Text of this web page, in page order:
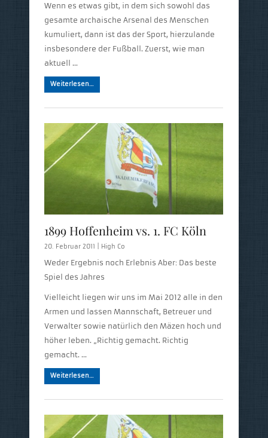
Wenn es etwas gibt, in dem sich sowohl das
gesamte archaische Arsenal des Menschen
kumuliert, dann ist das der Sport, hierzulande
insbesondere der Fußball. Zuerst, wie man
aktuell …
Weiterlesen…
1899 Hoffenheim vs. 1. FC Köln
20. Februar 2011 | High Co
Weder Ergebnis noch Erlebnis Aber: Das beste
Spiel des Jahres
Vielleicht liegen wir uns im Mai 2012 alle in den
Armen und lassen Mannschaft, Betreuer und
Verwalter sowie natürlich den Mäzen hoch und
höher leben. „Richtig gemacht. Richtig
gemacht. …
Weiterlesen…